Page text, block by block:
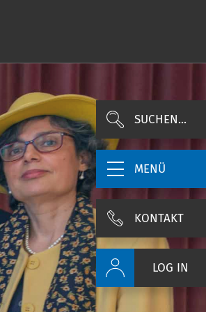
SUCHEN...
MENÜ
KONTAKT
LOG IN